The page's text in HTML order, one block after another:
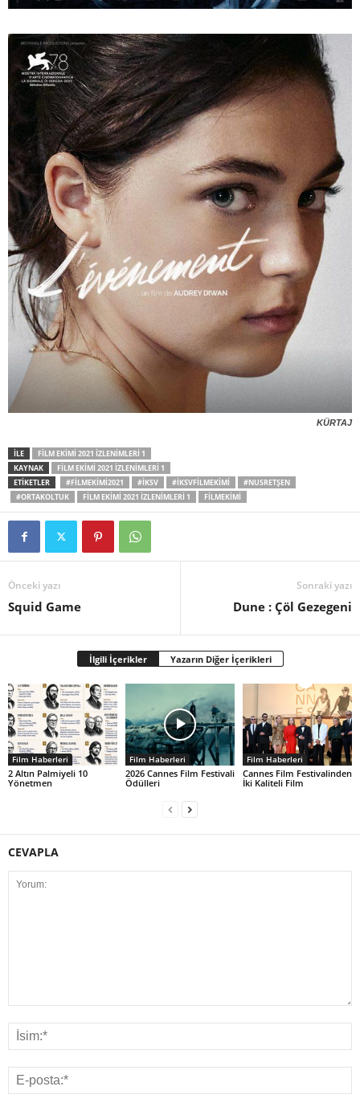
KÜRTAJ
İLE
FILM EKIMI 2021 İZLENIMLERI 1
KAYNAK
FILM EKIMI 2021 İZLENIMLERI 1
ETİKETLER
#FILMEKIMI2021 #IKSV #IKSVFILMEKIMI
#NUSRETŞEN
#ORTAKOLTUK
FILM EKIMI 2021 İZLENIMLERI 1 FILMEKIMI
Önceki yazı
Squid Game
Sonraki yazı
Dune : Çöl Gezegeni
İlgili İçerikler Yazarın Diğer İçerikleri
Film Haberleri
2 Altın Palmiyeli 10
Yönetmen
Film Haberleri
2026 Cannes Film Festivali
Ödülleri
Film Haberleri
Cannes Film Festivalinden
İki Kaliteli Film
CEVAPLA